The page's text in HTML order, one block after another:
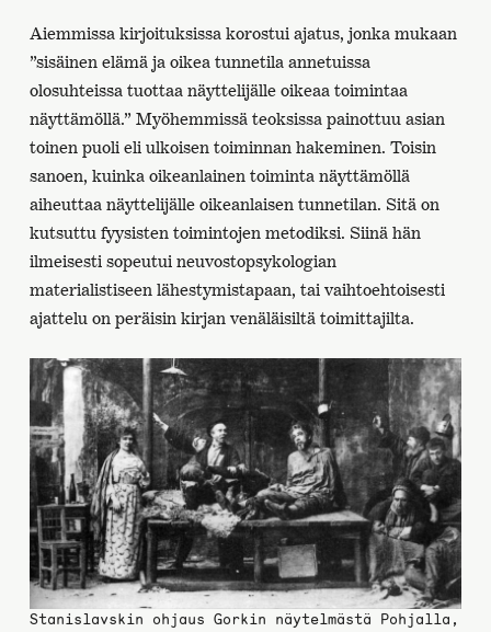
Aiemmissa kirjoituksissa korostui ajatus, jonka mukaan
”sisäinen elämä ja oikea tunnetila annetuissa
olosuhteissa tuottaa näyttelijälle oikeaa toimintaa
näyttämöllä.” Myöhemmissä teoksissa painottuu asian
toinen puoli eli ulkoisen toiminnan hakeminen. Toisin
sanoen, kuinka oikeanlainen toiminta näyttämöllä
aiheuttaa näyttelijälle oikeanlaisen tunnetilan. Sitä on
kutsuttu fyysisten toimintojen metodiksi. Siinä hän
ilmeisesti sopeutui neuvostopsykologian
materialistiseen lähestymistapaan, tai vaihtoehtoisesti
ajattelu on peräisin kirjan venäläisiltä toimittajilta.
Stanislavskin ohjaus Gorkin näytelmästä Pohjalla,